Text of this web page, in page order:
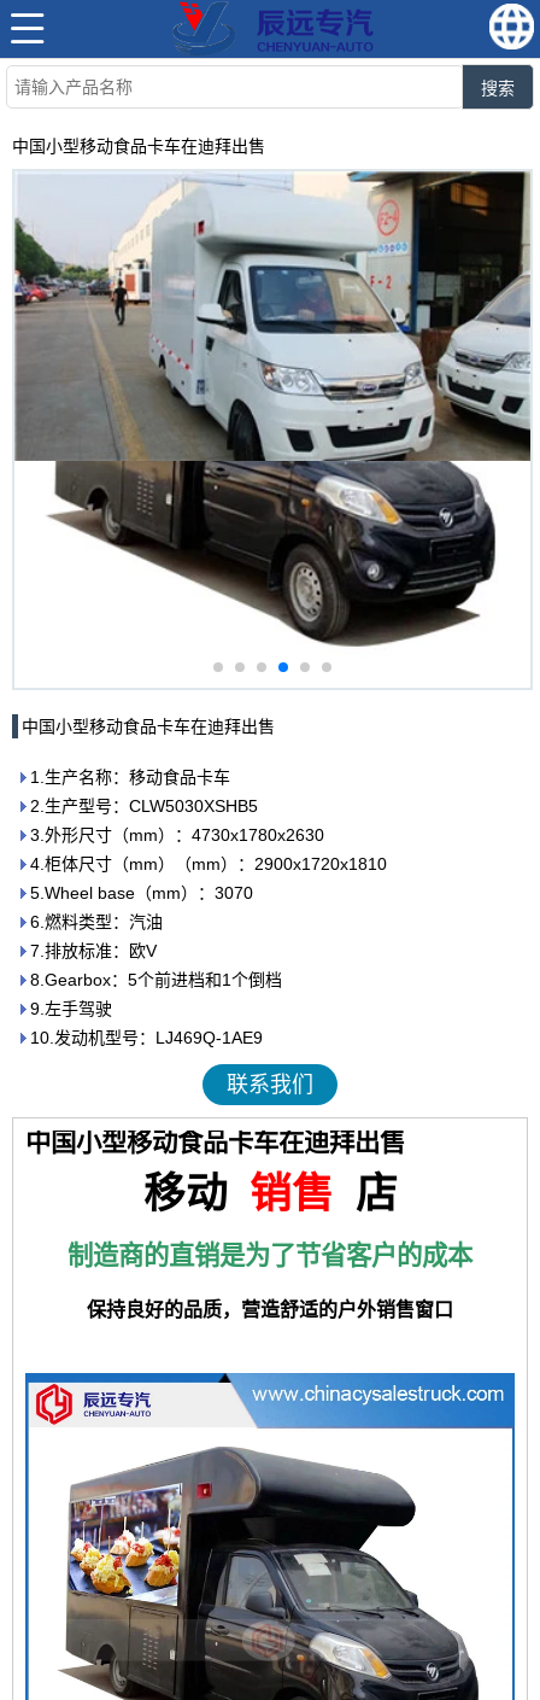
搜索
中国小型移动食品卡车在迪拜出售
中国小型移动食品卡车在迪拜出售
1.生产名称：移动食品卡车
2.生产型号：CLW5030XSHB5
3.外形尺寸（mm）：4730x1780x2630
4.柜体尺寸（mm）（mm）：2900x1720x1810
5.Wheel base（mm）：3070
6.燃料类型：汽油
7.排放标准：欧V
8.Gearbox：5个前进档和1个倒档
9.左手驾驶
10.发动机型号：LJ469Q-1AE9
联系我们
中国小型移动食品卡车在迪拜出售
移动 销售 店
制造商的直销是为了节省客户的成本
保持良好的品质，营造舒适的户外销售窗口